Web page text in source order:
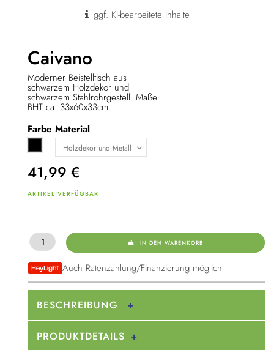
ggf. KI-bearbeitete Inhalte
Caivano
Moderner Beistelltisch aus
schwarzem Holzdekor und
schwarzem Stahlrohrgestell. Maße
BHT ca. 33x60x33cm
Farbe
Schwarz
Material
41,99 €
ARTIKEL VERFÜGBAR
IN DEN WARENKORB
Auch Ratenzahlung/Finanzierung möglich
BESCHREIBUNG
PRODUKTDETAILS